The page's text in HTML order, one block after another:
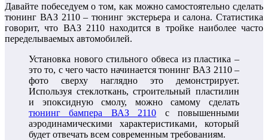
Давайте побеседуем о том, как можно самостоятельно сделать
тюнинг ВАЗ 2110 – тюнинг экстерьера и салона. Статистика
говорит, что ВАЗ 2110 находится в тройке наиболее часто
переделываемых автомобилей.
Установка нового стильного обвеса из пластика –
это то, с чего часто начинается тюнинг ВАЗ 2110 –
фото сверху наглядно это демонстрирует.
Используя стеклоткань, строительный пластилин
и эпоксидную смолу, можно самому сделать
тюнинг бампера ВАЗ 2110 с повышенными
аэродинамическими характеристиками, который
будет отвечать всем современным требованиям.